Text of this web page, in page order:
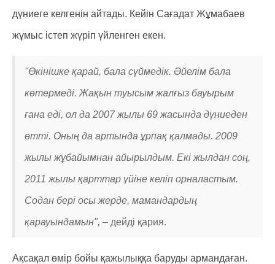
дүниеге келгенін айтады. Кейін Сағадат Жұмабаев
жұмыс істеп жүріп үйленген екен.
"Өкінішке қарай, бала сүймедік. Әйелім бала
көтермеді. Жақын туысым жалғыз бауырым
ғана еді, ол да 2007 жылы 69 жасында дүниеден
өтті. Оның да артында ұрпақ қалмады. 2009
жылы жұбайымнан айырылдым. Екі жылдан соң,
2011 жылы қарттар үйіне келіп орналастым.
Содан бері осы жерде, мамандардың
қарауындамын", – дейді қария.
Ақсақал өмір бойы қажылыққа баруды армандаған.